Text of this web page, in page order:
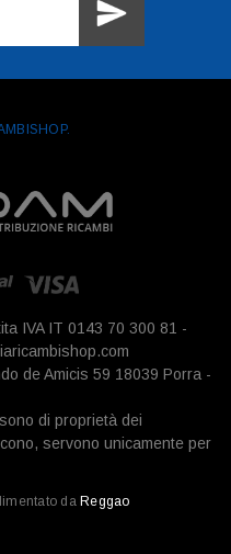
IVA IT 0143 70 300 81 -
de Amicis 59 18039 Porra -
di proprietà dei
servono unicamente per
da Reggao